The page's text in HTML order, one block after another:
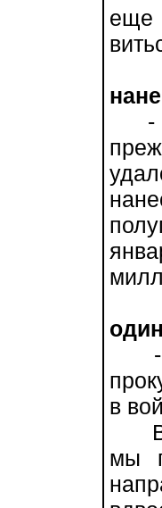
еще
-
-
в
В
мы